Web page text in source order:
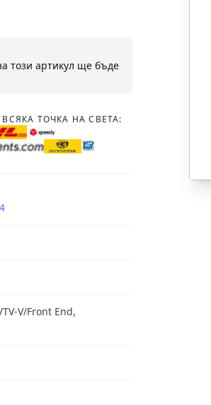
този артикул ще бъде
ТОЧКА НА СВЕТА:
V/Front End,